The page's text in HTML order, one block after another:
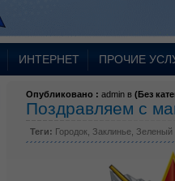
ИНТЕРНЕТ ПРОЧИЕ
Опубликовано : admin в (Без
Поздравляем с
Теги: Городок Заклинье Зеленый